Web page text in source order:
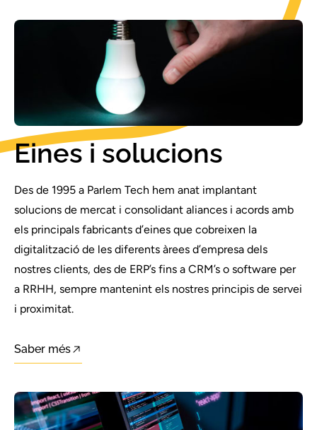
Eines i solucions
Des de 1995 a Parlem Tech hem anat implantant
solucions de mercat i consolidant aliances i acords amb
els principals fabricants d’eines que cobreixen la
digitalització de les diferents àrees d’empresa dels
nostres clients, des de ERP’s fins a CRM’s o software per
a RRHH, sempre mantenint els nostres principis de servei
i proximitat.
Saber més